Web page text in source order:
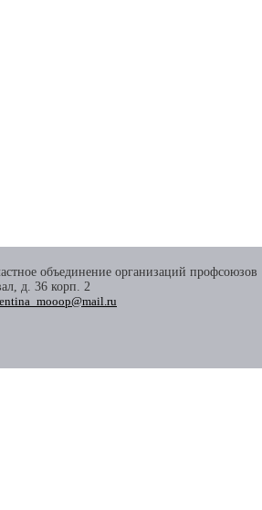
объединение организаций профсоюзов
д. 36 корп. 2